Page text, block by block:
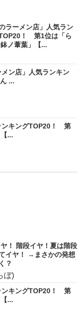
のラーメン店」人気ラン
！ 第1位は「ら
ノ葦葉」【...
ン店」人気ランキン
...
ンキングTOP20！ 第
...
！ 階段イヤ！夏は階段
イヤ！ →まさかの発想
？
ぼ)
ンキングTOP20！ 第
...